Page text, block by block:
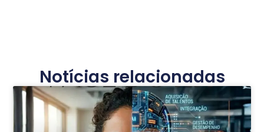
Notícias relacionadas